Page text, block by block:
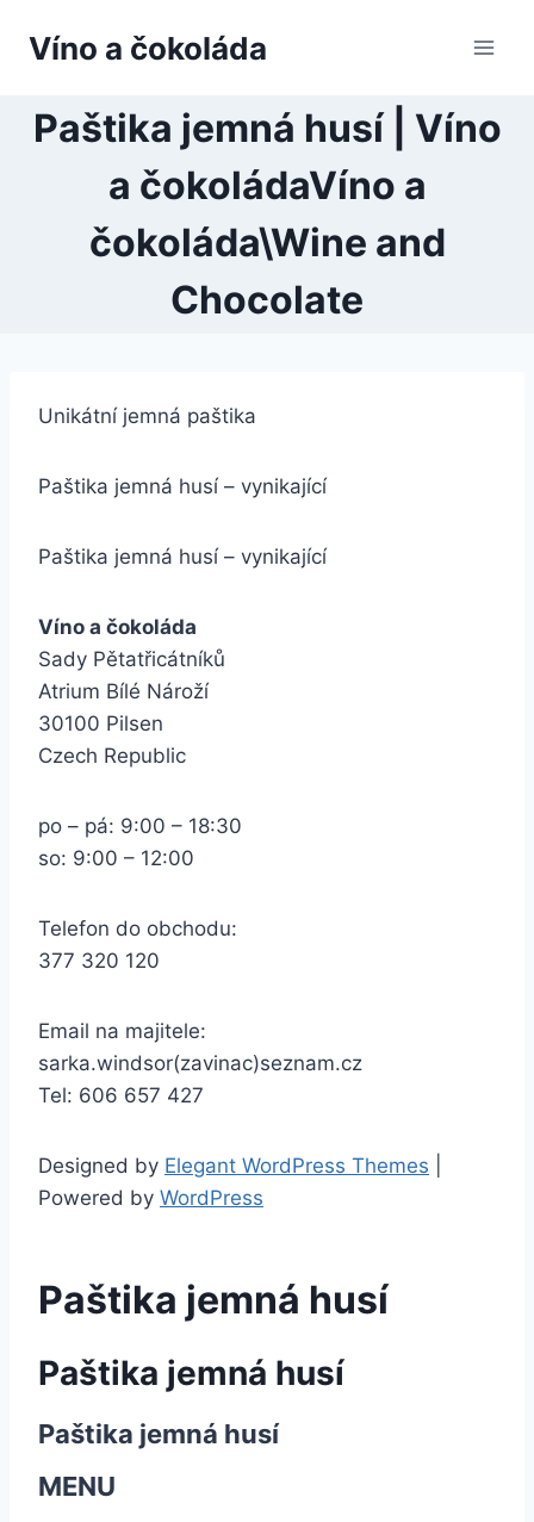
Víno a čokoláda
Paštika jemná husí | Víno
a čokoládaVíno a
čokoláda\Wine and
Chocolate
Unikátní jemná paštika
Paštika jemná husí – vynikající
Paštika jemná husí – vynikající
Víno a čokoláda
Sady Pětatřicátníků
Atrium Bílé Nároží
30100 Pilsen
Czech Republic
po – pá: 9:00 – 18:30
so: 9:00 – 12:00
Telefon do obchodu:
377 320 120
Email na majitele:
sarka.windsor(zavinac)seznam.cz
Tel: 606 657 427
Designed by Elegant WordPress Themes
Powered by WordPress
Paštika jemná husí
Paštika jemná husí
Paštika jemná husí
MENU